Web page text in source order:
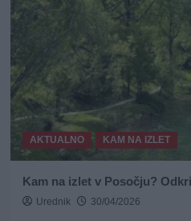
AKTUALNO KAM NA IZLET
Kam na izlet v Posočju?
Urednik 30/04/2026